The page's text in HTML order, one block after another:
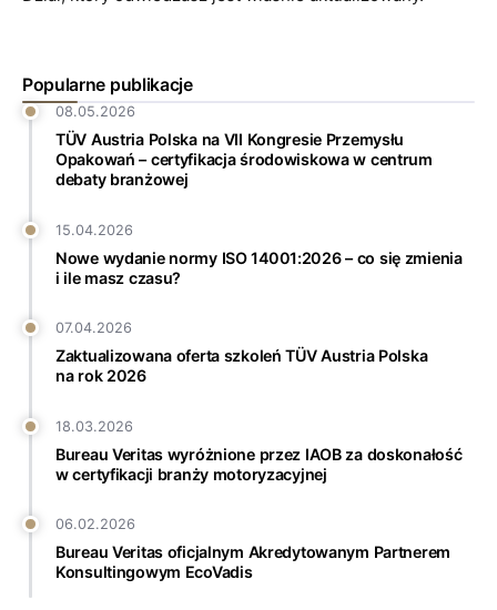
Popularne publikacje
08.05.2026
TÜV Austria Polska na VII Kongresie Przemysłu
Opakowań – certyfikacja środowiskowa w centrum
debaty branżowej
15.04.2026
Nowe wydanie normy ISO 14001:2026 – co się zmienia
i ile masz czasu?
07.04.2026
Zaktualizowana oferta szkoleń TÜV Austria Polska
na rok 2026
18.03.2026
Bureau Veritas wyróżnione przez IAOB za doskonałość
w certyfikacji branży motoryzacyjnej
06.02.2026
Bureau Veritas oficjalnym Akredytowanym Partnerem
Konsultingowym EcoVadis